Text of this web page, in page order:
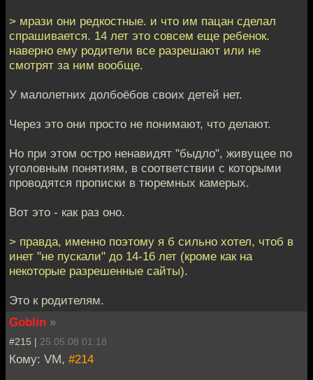
> мрази они редкостные. и что им пацан сделал
спрашивается. 14 лет это совсем еще ребенок.
наверно ему родители все разрешают или не
смотрят за ним вообще.
У малолетних долбоёбов своих детей нет.
Через это они просто не понимают, что делают.
Но при этом остро ненавидят "быдло", живущее по
уголовным понятиям, в соответствии с которыми
проводятся прописки в тюремных камерых.
Вот это - как раз оно.
> правда, именно поэтому я б сильно хотел, чтоб в
инет "не пускали" до 14-16 лет (кроме как на
некоторые разрешенные сайты).
Это к родителям.
Goblin »
#215 | 25.05.08 01:18
Кому: VM, #214